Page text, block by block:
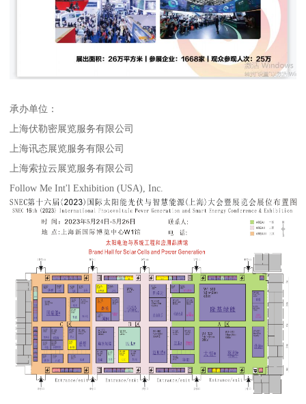
承办单位：
上海伏勒密展览服务有限公司
上海讯态展览服务有限公司
上海索拉云展览服务有限公司
Follow Me Int'l Exhibition (USA), Inc.